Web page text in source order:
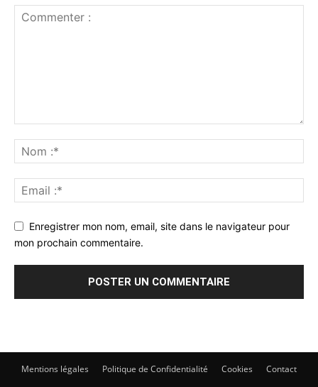
Enregistrer mon nom, email, site dans le navigateur pour
mon prochain commentaire.
Mentions légales Politique de Confidentialité Cookies Contact